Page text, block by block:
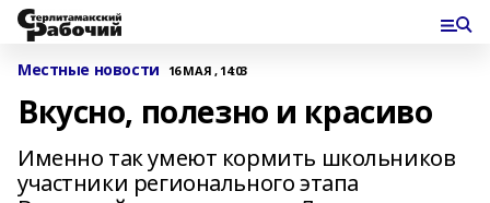
Местные новости 16 МАЯ , 14:03
Вкусно, полезно и красиво
Именно так умеют кормить школьников
участники регионального этапа